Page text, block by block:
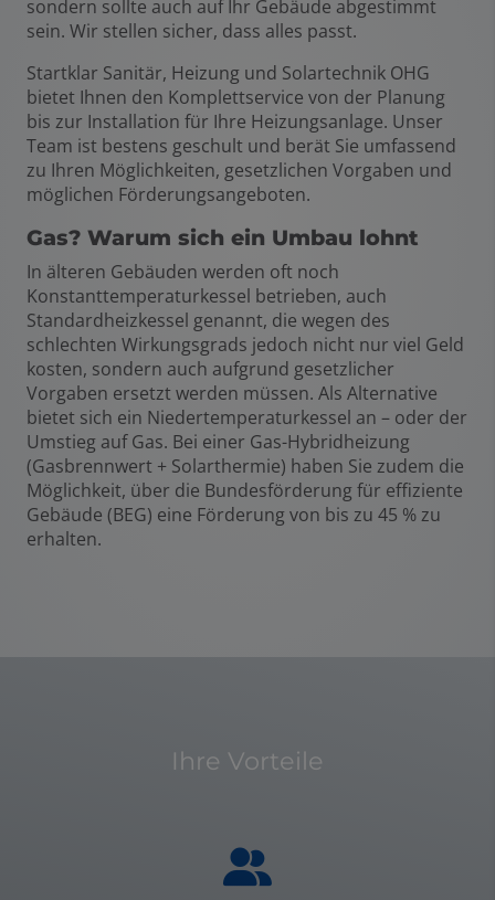
sondern sollte auch auf Ihr Gebäude abgestimmt
sein. Wir stellen sicher, dass alles passt.
Startklar Sanitär, Heizung und Solartechnik OHG
bietet Ihnen den Komplettservice von der Planung
bis zur Installation für Ihre Heizungsanlage. Unser
Team ist bestens geschult und berät Sie umfassend
zu Ihren Möglichkeiten, gesetzlichen Vorgaben und
möglichen Förderungsangeboten.
Gas? Warum sich ein Umbau lohnt
In älteren Gebäuden werden oft noch
Konstanttemperaturkessel betrieben, auch
Standardheizkessel genannt, die wegen des
schlechten Wirkungsgrads jedoch nicht nur viel Geld
kosten, sondern auch aufgrund gesetzlicher
Vorgaben ersetzt werden müssen. Als Alternative
bietet sich ein Niedertemperaturkessel an – oder der
Umstieg auf Gas. Bei einer Gas-Hybridheizung
(Gasbrennwert + Solarthermie) haben Sie zudem die
Möglichkeit, über die Bundesförderung für effiziente
Gebäude (BEG) eine Förderung von bis zu 45 % zu
erhalten.
Ihre Vorteile